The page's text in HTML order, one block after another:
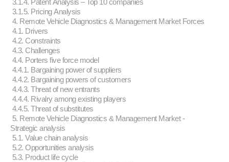
3.1.4. Patent Analysis – Top 10 companies
3.1.5. Pricing Analysis
4. Remote Vehicle Diagnostics & Management Market Forces
4.1. Drivers
4.2. Constraints
4.3. Challenges
4.4. Porters five force model
4.4.1. Bargaining power of suppliers
4.4.2. Bargaining powers of customers
4.4.3. Threat of new entrants
4.4.4. Rivalry among existing players
4.4.5. Threat of substitutes
5. Remote Vehicle Diagnostics & Management Market -
Strategic analysis
5.1. Value chain analysis
5.2. Opportunities analysis
5.3. Product life cycle